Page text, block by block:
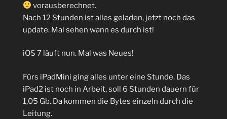
vorausberechnet.
Nach 12 Stunden ist alles geladen, jetzt noch das
update. Mal sehen wann es durch ist!
iOS 7 läuft nun. Mal was Neues!
Fürs iPadMini ging alles unter eine Stunde. Das
iPad2 ist noch in Arbeit, soll 6 Stunden dauern für
1,05 Gb. Da kommen die Bytes einzeln durch die
Leitung.